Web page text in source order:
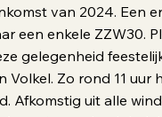
van 2024. Een
een enkele ZZW30.
gelegenheid
Volkel. Zo rond 11
Afkomstig uit alle